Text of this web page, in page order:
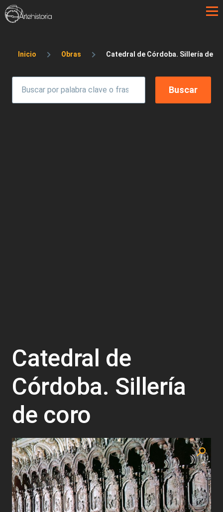
Pasar al contenido principal
Sobrescribir enlaces de ayuda a la
Inicio Obras Catedral de Córdoba. Sillería de
Catedral de
Córdoba. Sillería
de coro